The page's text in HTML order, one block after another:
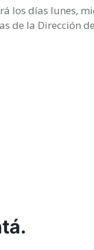
los días lunes,
de la Dirección